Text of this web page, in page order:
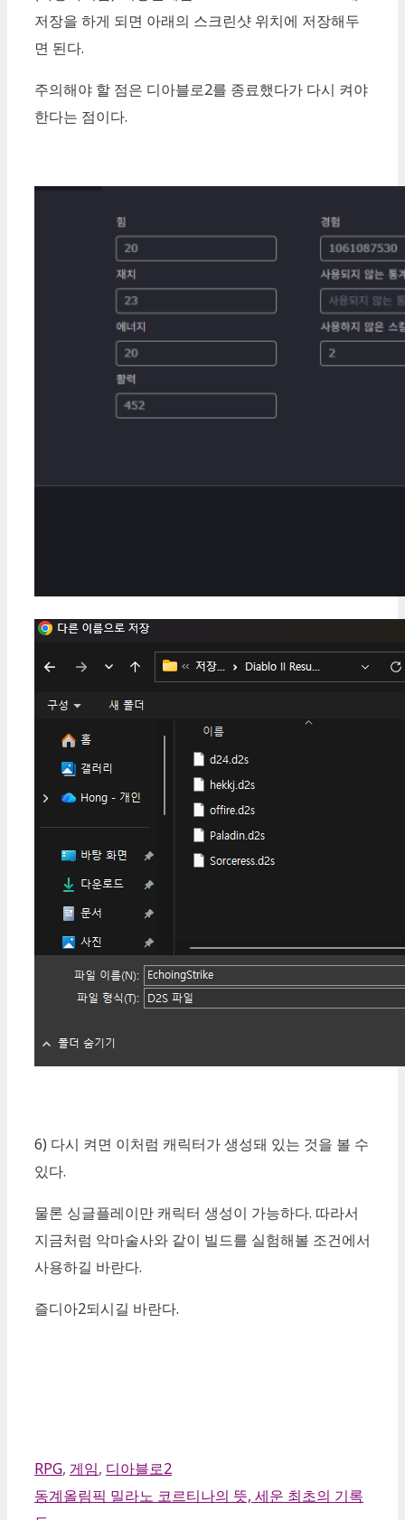
저장을 하게 되면 아래의 스크린샷 위치에 저장해두
면 된다.
주의해야 할 점은 디아블로2를 종료했다가 다시 켜야
한다는 점이다.
6) 다시 켜면 이처럼 캐릭터가 생성돼 있는 것을 볼 수
있다.
물론 싱글플레이만 캐릭터 생성이 가능하다. 따라서
지금처럼 악마술사와 같이 빌드를 실험해볼 조건에서
사용하길 바란다.
즐디아2되시길 바란다.
카
테
RPG, 게임, 디아블로2
동계올림픽 밀라노 코르티나의 뜻, 세운 최초의 기록